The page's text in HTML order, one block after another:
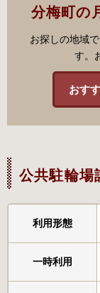
分梅町の
お探しの地域
す。
おす
公共駐輪場
利用形態
一時利用